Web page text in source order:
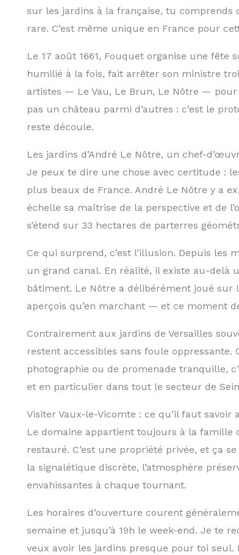
sur les jardins à la française, tu comprends
rare. C’est même unique en France pour
Le 17 août 1661, Fouquet organise une fête
humilié à la fois, fait arrêter son ministre
artistes — Le Vau, Le Brun, Le Nôtre — pour
pas un château parmi d’autres : c’est le
reste découle.
Les jardins d’André Le Nôtre, un chef-
Je peux te dire une chose avec certitude :
plus beaux de France. André Le Nôtre y a
échelle sa maîtrise de la perspective et de
s’étend sur 33 hectares de parterres
Ce qui surprend, c’est l’illusion. Depuis les
un grand canal. En réalité, il existe au-delà
bâtiment. Le Nôtre a délibérément joué sur
aperçois qu’en marchant — et ce moment
Contrairement aux jardins de Versailles
restent accessibles sans foule oppressante.
photographie ou de promenade tranquille,
et en particulier dans tout le secteur de
Visiter Vaux-le-Vicomte : ce qu’il faut savoir
Le domaine appartient toujours à la famille
restauré. C’est une propriété privée, et ça
la signalétique discrète, l’atmosphère
envahissantes à chaque tournant.
Les horaires d’ouverture courent
semaine et jusqu’à 19h le week-end. Je te
veux avoir les jardins presque pour toi